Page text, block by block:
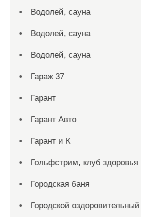
Водолей, сауна
Водолей, сауна
Водолей, сауна
Гараж 37
Гарант
Гарант Авто
Гарант и К
Гольфстрим, клуб здоровья
Городская баня
Городской